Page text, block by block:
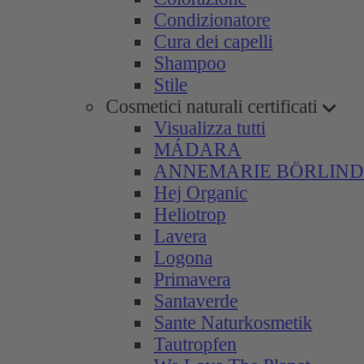
Condizionatore
Cura dei capelli
Shampoo
Stile
Cosmetici naturali certificati
Visualizza tutti
MÁDARA
ANNEMARIE BÖRLIND
Hej Organic
Heliotrop
Lavera
Logona
Primavera
Santaverde
Sante Naturkosmetik
Tautropfen